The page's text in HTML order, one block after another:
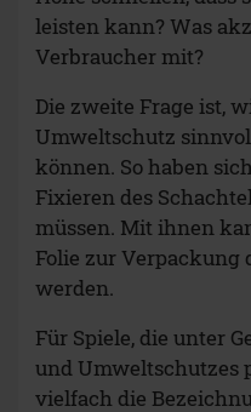
werden.
Für Spiele, die unter
und Umweltschutzes
vielfach die
durchgesetzt. Die
Plastikverpackung.
den Spielen mit
und nicht mehr in
Wo es möglich
auch immer
Material zurück